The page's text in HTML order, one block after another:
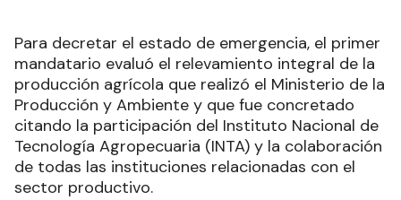
Para decretar el estado de emergencia, el primer
mandatario evaluó el relevamiento integral de la
producción agrícola que realizó el Ministerio de la
Producción y Ambiente y que fue concretado
citando la participación del Instituto Nacional de
Tecnología Agropecuaria (INTA) y la colaboración
de todas las instituciones relacionadas con el
sector productivo.